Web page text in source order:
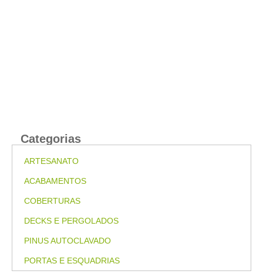
Categorias
ARTESANATO
ACABAMENTOS
COBERTURAS
DECKS E PERGOLADOS
PINUS AUTOCLAVADO
PORTAS E ESQUADRIAS